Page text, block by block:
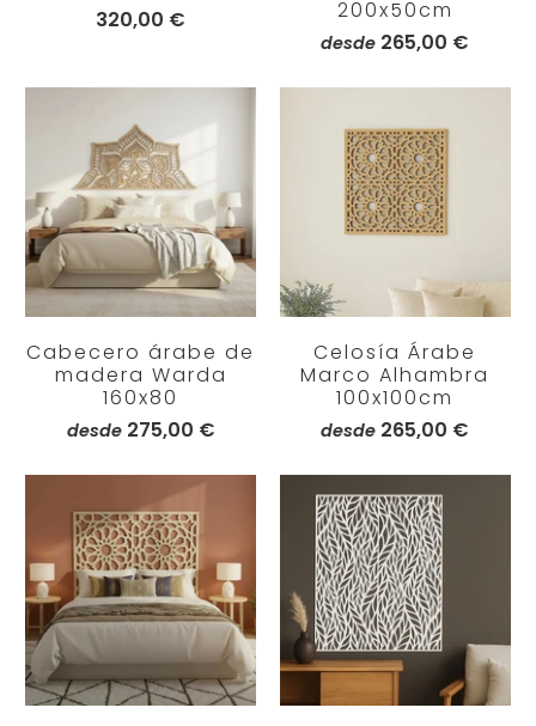
320,00 €
200x50cm
desde 265,00 €
Cabecero árabe de
madera Warda
160x80
desde 275,00 €
Celosía Árabe
Marco Alhambra
100x100cm
desde 265,00 €